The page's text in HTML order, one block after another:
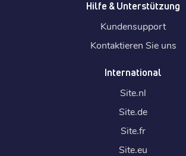
Hilfe & Unterstützung
Kundensupport
Kontaktieren Sie uns
International
Site.nl
Site.de
Site.fr
Site.eu